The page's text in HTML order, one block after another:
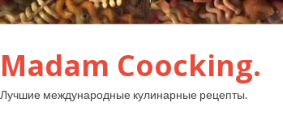
Madam Coocking.
Лучшие международные кулинарные рецепты.